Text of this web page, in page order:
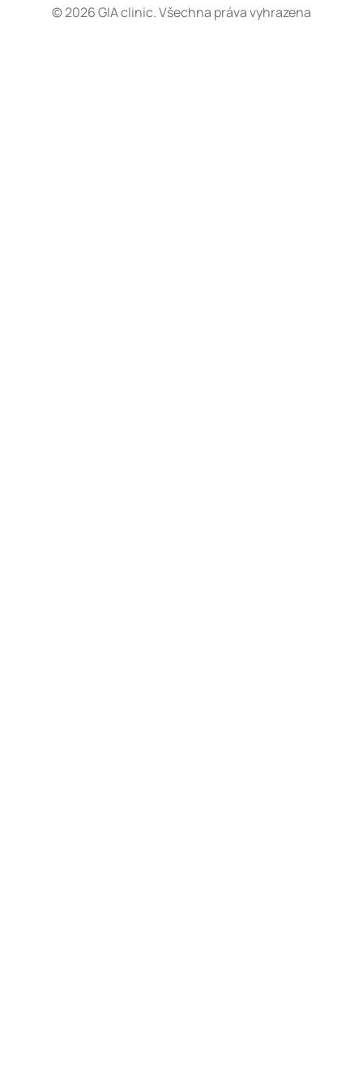
© 2026 GIA clinic. Všechna práva vyhrazena